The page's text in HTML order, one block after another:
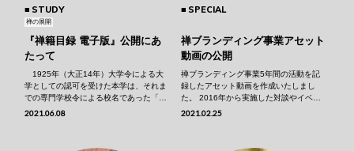
STUDY
禅の展開
『禅籍目録 電子版』公開にあ
たって
1925年（大正14年）大学令による大
学としての認可を受けた本学は、それま
での専門学校令による校名であった「曹
洞宗大学」を「駒澤大学」と改め、新た
2021.06.08
SPECIAL
禅ブランディング事業アセット
動画の公開
禅ブランディング事業5年間の活動を記
録したアセット動画を作成いたしまし
た。 2016年から実施した対談やイベン
ト等を振り返りながら、多様な専門領域
2021.02.25